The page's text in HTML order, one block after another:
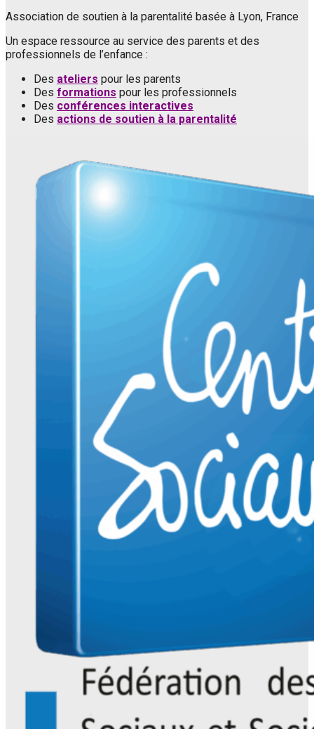
Association de soutien à la parentalité basée à Lyon, France
Un espace ressource au service des parents et des
professionnels de l’enfance :
Des ateliers pour les parents
Des formations pour les professionnels
Des conférences interactives
Des actions de soutien à la parentalité